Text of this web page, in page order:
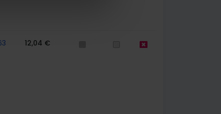
12,04 €